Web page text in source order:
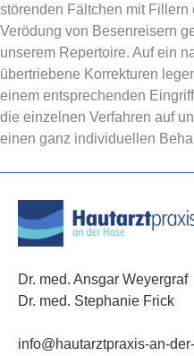
störenden Fältchen mit
Verödung von Besenreisern
unserem Repertoire. Auf ein
übertriebene Korrekturen
einem entsprechenden
die einzelnen Verfahren auf
einen ganz individuellen
Dr. med. Ansgar Weyergraf
Dr. med. Stephanie Frick
info@hautarztpraxis-an-der-